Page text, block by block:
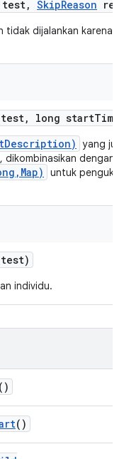
test, SkipReason
dijalankan karena
test, long start
yang
dikombinasikan dengan
untuk
test)
individu.
()
()